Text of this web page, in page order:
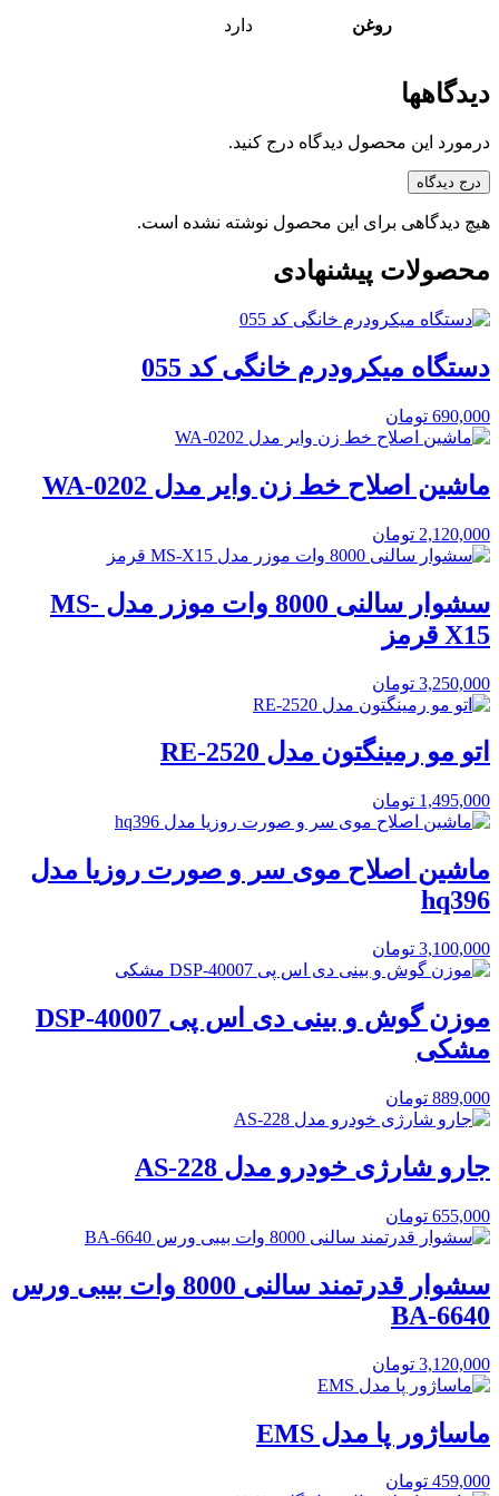
روغن دارد
دیدگاهها
درمورد این محصول دیدگاه درج کنید.
درج دیدگاه
هیچ دیدگاهی برای این محصول نوشته نشده است.
محصولات پیشنهادی
دستگاه میکرودرم خانگی کد 055
690,000 تومان
ماشین اصلاح خط زن وایر مدل WA-0202
2,120,000 تومان
سشوار سالنی 8000 وات موزر مدل MS-
X15 قرمز
3,250,000 تومان
اتو مو رمینگتون مدل RE-2520
1,495,000 تومان
ماشین اصلاح موی سر و صورت روزیا مدل
hq396
3,100,000 تومان
موزن گوش و بینی دی اس پی DSP-40007
مشکی
889,000 تومان
جارو شارژی خودرو مدل AS-228
655,000 تومان
سشوار قدرتمند سالنی 8000 وات بیبی ورس
BA-6640
3,120,000 تومان
ماساژور پا مدل EMS
459,000 تومان